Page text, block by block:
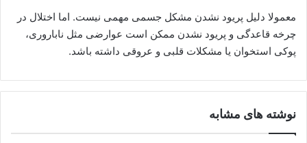
معمولا دلیل پریود نشدن مشکل جسمی مهمی نیست. اما اختلال در
چرخه قاعدگی و پریود نشدن ممکن است عوارضی مثل ناباروری،
پوکی استخوان یا مشکلات قلبی و عروقی داشته باشد.
نوشته های مشابه